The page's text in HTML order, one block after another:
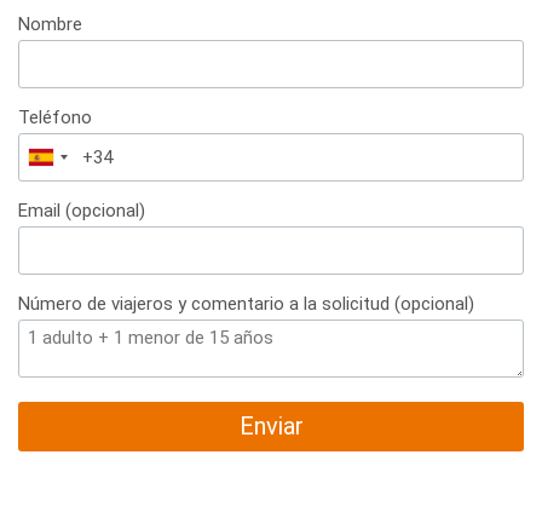
Nombre
Teléfono
España
+34
Email (opcional)
Número de viajeros y comentario a la solicitud (opcional)
Enviar